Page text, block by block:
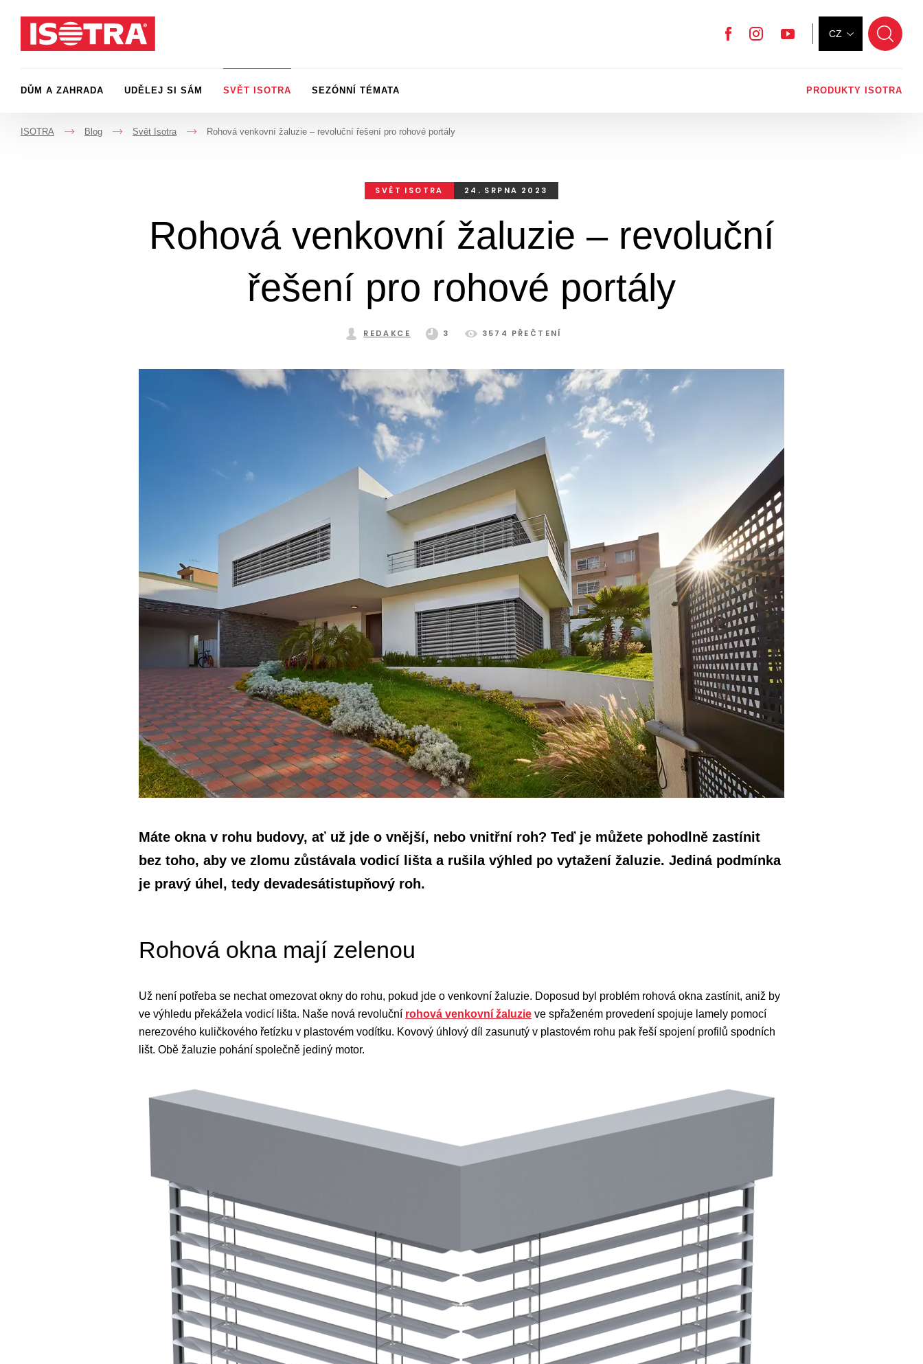
CZ
YouTube
Instagram
Facebook
DŮM A ZAHRADA UDĚLEJ SI SÁM SVĚT ISOTRA SEZÓNNÍ TÉMATA PRODUKTY ISOTRA
ISOTRA
->
Blog
->
Svět Isotra
->
Rohová venkovní žaluzie – revoluční řešení pro rohové portály
SVĚT ISOTRA 24. SRPNA 2023
Rohová venkovní žaluzie – revoluční
řešení pro rohové portály
REDAKCE 3 3574 PŘEČTENÍ
Máte okna v rohu budovy, ať už jde o vnější, nebo vnitřní roh? Teď je můžete pohodlně zastínit
bez toho, aby ve zlomu zůstávala vodicí lišta a rušila výhled po vytažení žaluzie. Jediná podmínka
je pravý úhel, tedy devadesátistupňový roh.
Rohová okna mají zelenou
Už není potřeba se nechat omezovat okny do rohu, pokud jde o venkovní žaluzie. Doposud byl problém rohová okna zastínit, aniž by
ve výhledu překážela vodicí lišta. Naše nová revoluční rohová venkovní žaluzie ve spřaženém provedení spojuje lamely pomocí
nerezového kuličkového řetízku v plastovém vodítku. Kovový úhlový díl zasunutý v plastovém rohu pak řeší spojení profilů spodních
lišt. Obě žaluzie pohání společně jediný motor.